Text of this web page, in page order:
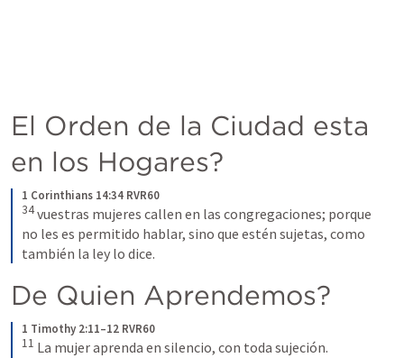
El Orden de la Ciudad esta
en los Hogares?
1 Corinthians 14:34 RVR60
34vuestras mujeres callen en las congregaciones; porque
no les es permitido hablar, sino que estén sujetas, como
también la ley lo dice.
De Quien Aprendemos?
1 Timothy 2:11–12 RVR60
11 La mujer aprenda en silencio, con toda sujeción.